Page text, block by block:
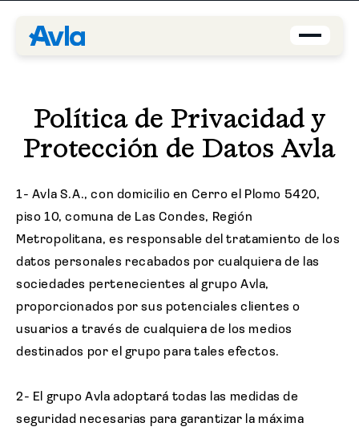
Contact
Blog
EN-US
Request a quote
Política de Privacidad y
Protección de Datos Avla
1- Avla S.A., con domicilio en Cerro el Plomo 5420,
piso 10, comuna de Las Condes, Región
Metropolitana, es responsable del tratamiento de los
datos personales recabados por cualquiera de las
sociedades pertenecientes al grupo Avla,
proporcionados por sus potenciales clientes o
usuarios a través de cualquiera de los medios
destinados por el grupo para tales efectos.
2- El grupo Avla adoptará todas las medidas de
seguridad necesarias para garantizar la máxima